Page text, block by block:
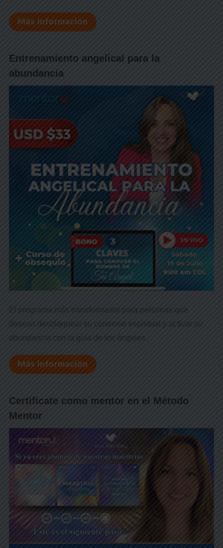
Más información
Entrenamiento angelical para la
abundancia
El programa más transformador para personas que
desean desbloquear su conexión espiritual y activar su
abundancia con la guía de los ángeles.
Más información
Certificate como mentor en el Método
Mentor